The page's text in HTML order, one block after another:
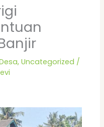
,Uncategorized /